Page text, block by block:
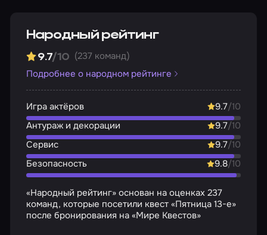
Народный рейтинг
9.7/10 (237 команд)
Подробнее о народном рейтинге
Игра актёров 9.7/10
Антураж и декорации
9.7/10
Сервис
9.7/10
Безопасность
9.8/10
«Народный рейтинг» основан на оценках 237
команд, которые посетили квест «Пятница 13-е»
после бронирования на «Мире Квестов»